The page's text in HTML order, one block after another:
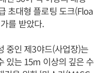
초대형 플로팅 도크(Floa
를 받았다.
중인 제3야드(사업장)는
있는 15m 이상의 깊은 수